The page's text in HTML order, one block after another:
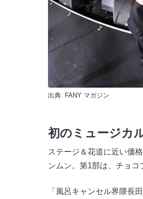
出典: FANY マガジン
初のミュージカ
ステージ＆花道に近い価
ンムン。第1部は、チョ
「風呂キャンセル界隈長